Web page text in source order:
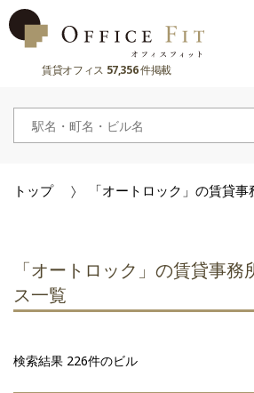
賃貸オフィス 57,356件掲載
路線
大阪府
奈良県
主要駅
大阪府
兵庫県
滋賀県
市区町村
京都府
奈良県
トップ 「オートロック」の賃貸事
「オートロック」の賃貸事務
ス一覧
検索結果 226件のビル